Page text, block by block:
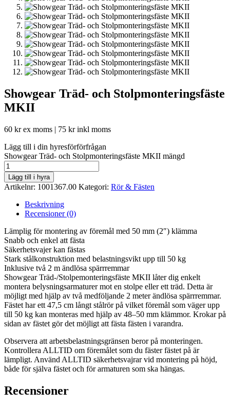
Showgear Träd- och Stolpmonteringsfäste
MKII
60 krex moms | 75 krinkl moms
Lägg till i din hyresförförfrågan
Showgear Träd- och Stolpmonteringsfäste MKII mängd
Lägg till i hyra
Artikelnr: 1001367.00 Kategori: Rör & Fästen
Beskrivning
Recensioner (0)
Lämplig för montering av föremål med 50 mm (2″) klämma
Snabb och enkel att fästa
Säkerhetsvajer kan fästas
Stark stålkonstruktion med belastningsvikt upp till 50 kg
Inklusive två 2 m ändlösa spärrremmar
Showgear Träd-/Stolpemonteringsfäste MKII låter dig enkelt
montera belysningsarmaturer mot en stolpe eller ett träd. Detta är
möjligt med hjälp av två medföljande 2 meter ändlösa spärrremmar.
Fästet har ett 47,5 cm långt stålrör på vilket föremål som väger upp
till 50 kg kan monteras med hjälp av 48–50 mm klämmor. Krokar på
sidan av fästet gör det möjligt att fästa fästen i varandra.
Observera att arbetsbelastningsgränsen beror på monteringen.
Kontrollera ALLTID om föremålet som du fäster fästet på är
lämpligt. Använd ALLTID säkerhetsvajrar vid montering på höjd,
både för själva fästet och för armaturen som ska hängas.
Recensioner